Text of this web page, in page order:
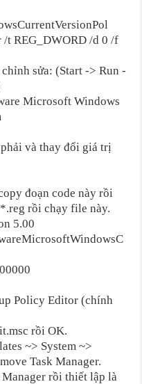
t REG_DWORD /d 0 /f
sửa: (Start -> Run -
Microsoft Windows
và thay đổi giá trị
đoạn code này rồi
rồi chạy file này.
5.00
Policy Editor (chính
rồi OK.
~> System ~>
Task Manager.
rồi thiết lập là